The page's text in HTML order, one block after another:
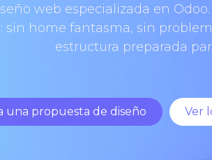
web especializada en
sin home fantasma, sin
estructura preparada
una propuesta de diseño Ver